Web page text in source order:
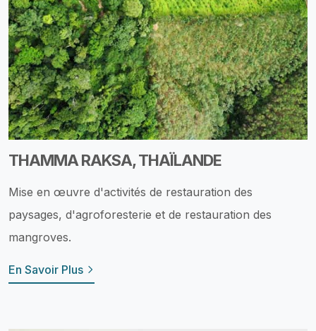
THAMMA RAKSA, THAÏLANDE
Mise en œuvre d'activités de restauration des
paysages, d'agroforesterie et de restauration des
mangroves.
En Savoir Plus